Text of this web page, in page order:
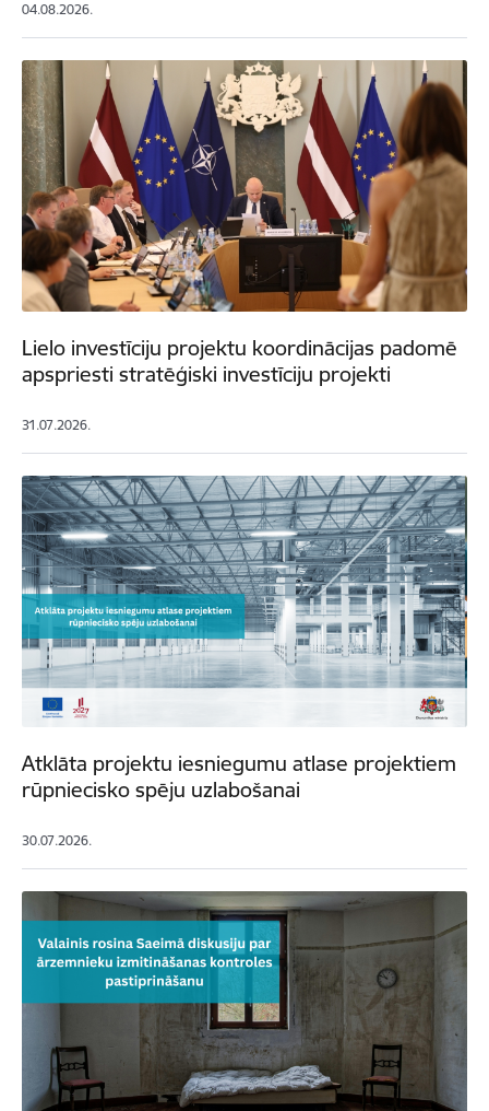
04.08.2026.
Lielo investīciju projektu koordinācijas padomē
apspriesti stratēģiski investīciju projekti
31.07.2026.
Atklāta projektu iesniegumu atlase projektiem
rūpniecisko spēju uzlabošanai
30.07.2026.